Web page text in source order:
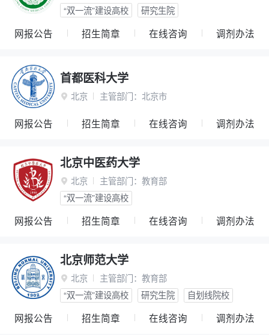
“双一流”建设高校
研究生院
网报公告 招生简章 在线咨询 调剂办法
首都医科大学
 北京 主管部门： 北京市
网报公告 招生简章 在线咨询 调剂办法
北京中医药大学
 北京 主管部门： 教育部
“双一流”建设高校
网报公告 招生简章 在线咨询 调剂办法
北京师范大学
 北京 主管部门： 教育部
“双一流”建设高校
研究生院 自划线院校
网报公告 招生简章 在线咨询 调剂办法